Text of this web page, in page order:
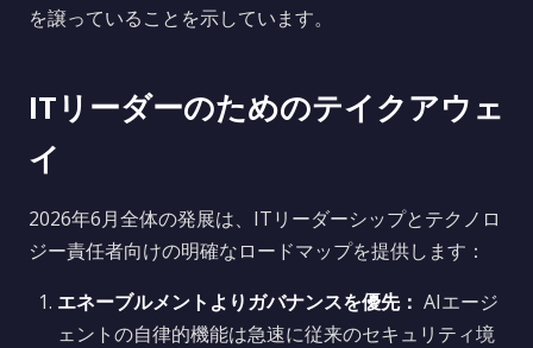
を譲っていることを示しています。
ITリーダーのためのテイクアウェ
イ
2026年6月全体の発展は、ITリーダーシップとテクノロ
ジー責任者向けの明確なロードマップを提供します：
エネーブルメントよりガバナンスを優先： AIエージ
ェントの自律的機能は急速に従来のセキュリティ境